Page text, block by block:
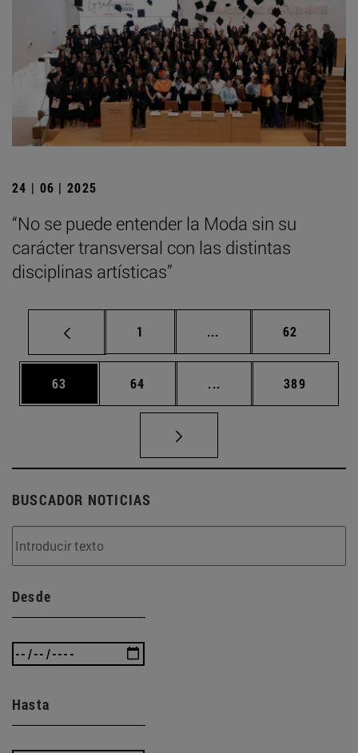
24 | 06 | 2025
“No se puede entender la Moda sin su
carácter transversal con las distintas
disciplinas artísticas”
Página
1 ... Páginas intermedias
Página
62
Página
63 Página
64 ... Páginas intermedias
Página
389
BUSCADOR NOTICIAS
Desde
Hasta